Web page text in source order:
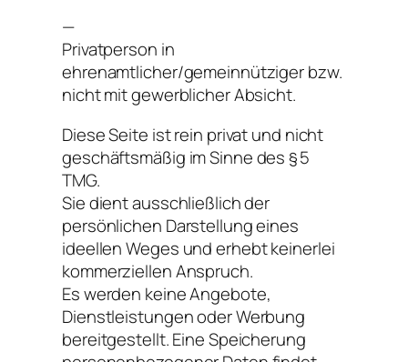
—
Privatperson in
ehrenamtlicher/gemeinnütziger bzw.
nicht mit gewerblicher Absicht.
Diese Seite ist rein privat und nicht
geschäftsmäßig im Sinne des § 5
TMG.
Sie dient ausschließlich der
persönlichen Darstellung eines
ideellen Weges und erhebt keinerlei
kommerziellen Anspruch.
Es werden keine Angebote,
Dienstleistungen oder Werbung
bereitgestellt. Eine Speicherung